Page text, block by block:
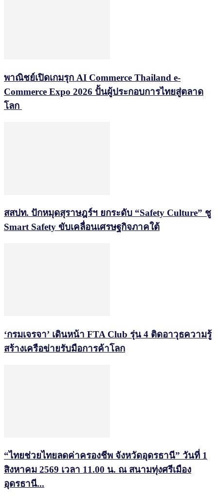
พาณิชย์เปิดเกมรุก AI Commerce Thailand e-
Commerce Expo 2026 ปั้นผู้ประกอบการไทยสู่ตลาด
โลก
สสปท. ปักหมุดสุราษฎร์ฯ ยกระดับ “Safety Culture” ชู
Smart Safety ขับเคลื่อนเศรษฐกิจภาคใต้
‘กรมเจรจา’ เดินหน้า FTA Club รุ่น 4 ติดอาวุธความรู้
สร้างเครือข่ายรับมือการค้าโลก
“ไทยช่วยไทยลดค่าครองชีพ จังหวัดอุดรธานี” วันที่ 1
สิงหาคม 2569 เวลา 11.00 น. ณ สนามทุ่งศรีเมือง
อุดรธานี...